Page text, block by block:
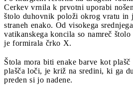
Cerkev vrnila k prvotni uporabi
štolo duhovnik položi okrog vratu in
straneh enako. Od visokega
vatikanskega koncila so namreč
je formirala črko X.
Štola mora biti enake barve kot
plašča loči, je križ na sredini, ki ga
preden si jo nadene.